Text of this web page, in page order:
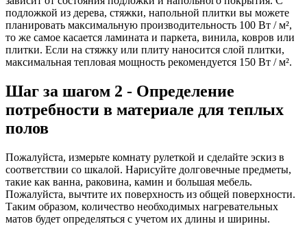
подложкой из дерева, стяжки, напольной плитки вы можете
планировать максимальную производительность 100 Вт / м²,
то же самое касается ламината и паркета, винила, ковров или
плитки. Если на стяжку или плиту наносится слой плитки,
максимальная тепловая мощность рекомендуется 150 Вт / м².
Шаг за шагом 2 - Определение
потребности в материале для теплых
полов
Пожалуйста, измерьте комнату рулеткой и сделайте эскиз в
соответствии со шкалой. Нарисуйте долговечные предметы,
такие как ванна, раковина, камин и большая мебель.
Пожалуйста, вычтите их поверхность из общей поверхности.
Таким образом, количество необходимых нагревательных
матов будет определяться с учетом их длины и ширины.